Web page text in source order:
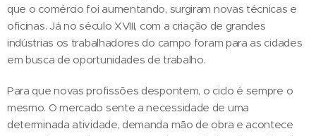
que o comércio foi aumentando, surgiram novas técnicas e
oficinas. Já no século XVIII, com a criação de grandes
indústrias os trabalhadores do campo foram para as cidades
em busca de oportunidades de trabalho.
Para que novas profissões despontem, o ciclo é sempre o
mesmo. O mercado sente a necessidade de uma
determinada atividade, demanda mão de obra e acontece